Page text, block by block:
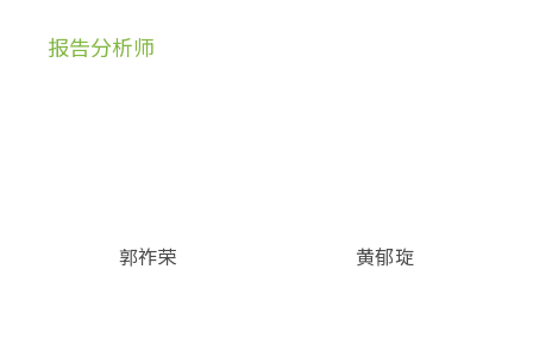
报告分析师
郭祚荣 黄郁琁